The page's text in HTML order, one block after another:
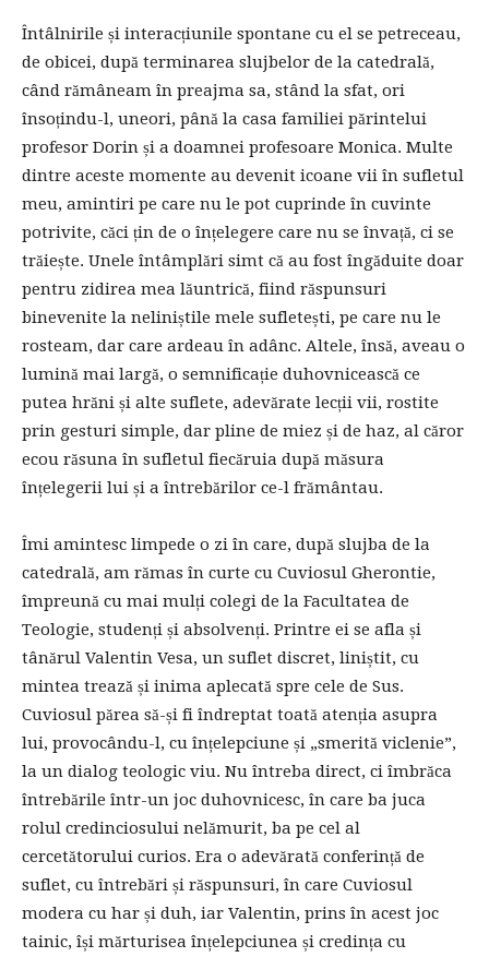
Întâlnirile și interacțiunile spontane cu el se petreceau,
de obicei, după terminarea slujbelor de la catedrală,
când rămâneam în preajma sa, stând la sfat, ori
însoțindu-l, uneori, până la casa familiei părintelui
profesor Dorin și a doamnei profesoare Monica. Multe
dintre aceste momente au devenit icoane vii în sufletul
meu, amintiri pe care nu le pot cuprinde în cuvinte
potrivite, căci țin de o înțelegere care nu se învață, ci se
trăiește. Unele întâmplări simt că au fost îngăduite doar
pentru zidirea mea lăuntrică, fiind răspunsuri
binevenite la neliniștile mele sufletești, pe care nu le
rosteam, dar care ardeau în adânc. Altele, însă, aveau o
lumină mai largă, o semnificație duhovnicească ce
putea hrăni și alte suflete, adevărate lecții vii, rostite
prin gesturi simple, dar pline de miez și de haz, al căror
ecou răsuna în sufletul fiecăruia după măsura
înțelegerii lui și a întrebărilor ce-l frământau.
Îmi amintesc limpede o zi în care, după slujba de la
catedrală, am rămas în curte cu Cuviosul Gherontie,
împreună cu mai mulți colegi de la Facultatea de
Teologie, studenți și absolvenți. Printre ei se afla și
tânărul Valentin Vesa, un suflet discret, liniștit, cu
mintea trează și inima aplecată spre cele de Sus.
Cuviosul părea să-și fi îndreptat toată atenția asupra
lui, provocându-l, cu înțelepciune și „smerită viclenie”,
la un dialog teologic viu. Nu întreba direct, ci îmbrăca
întrebările într-un joc duhovnicesc, în care ba juca
rolul credinciosului nelămurit, ba pe cel al
cercetătorului curios. Era o adevărată conferință de
suflet, cu întrebări și răspunsuri, în care Cuviosul
modera cu har și duh, iar Valentin, prins în acest joc
tainic, își mărturisea înțelepciunea și credința cu